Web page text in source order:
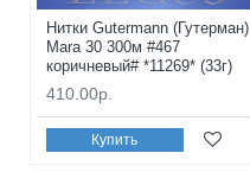
Нитки Gutermann (Гутерман)
Mara 30 300м #467
коричневый# *11269* (33г)
410.00р.
Купить